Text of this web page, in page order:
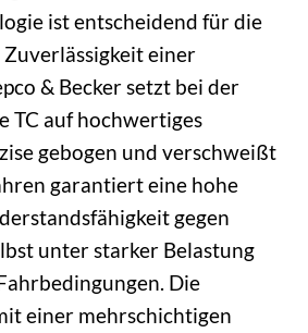
ist entscheidend für die
einer
& Becker setzt bei der
TC auf hochwertiges
gebogen und verschweißt
garantiert eine hohe
gegen
unter starker Belastung
Die
einer mehrschichtigen